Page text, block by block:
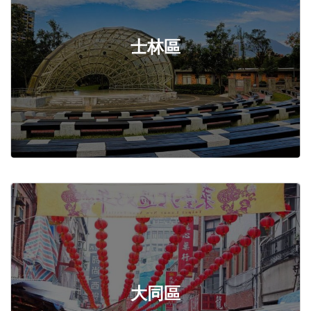
士林區
大同區